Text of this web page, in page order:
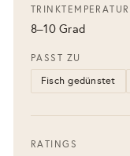
TRINKTEMPERATUR
8–10 Grad
PASST ZU
Fisch gedünstet
RATINGS